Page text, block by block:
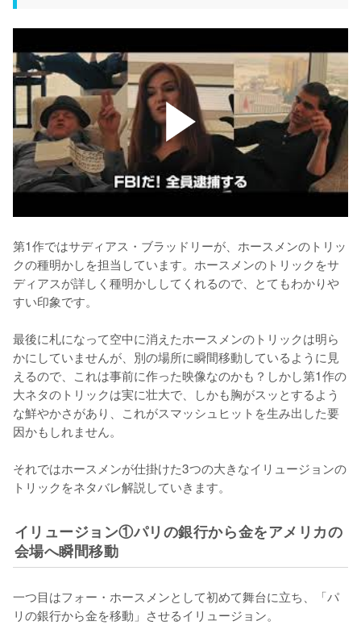
第1作ではサディアス・ブラッドリーが、ホースメンのトリッ
クの種明かしを担当しています。ホースメンのトリックをサ
ディアスが詳しく種明かししてくれるので、とてもわかりや
すい印象です。
最後に札になって空中に消えたホースメンのトリックは明ら
かにしていませんが、別の場所に瞬間移動しているように見
えるので、これは事前に作った映像なのかも？しかし第1作の
大ネタのトリックは実に壮大で、しかも胸がスッとするよう
な鮮やかさがあり、これがスマッシュヒットを生み出した要
因かもしれません。
それではホースメンが仕掛けた3つの大きなイリュージョンの
トリックをネタバレ解説していきます。
イリュージョン①パリの銀行から金をアメリカの
会場へ瞬間移動
一つ目はフォー・ホースメンとして初めて舞台に立ち、「パ
リの銀行から金を移動」させるイリュージョン。